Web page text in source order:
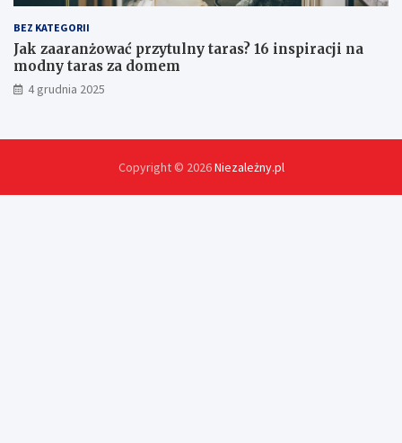
BEZ KATEGORII
Jak zaaranżować przytulny taras? 16 inspiracji na
modny taras za domem
4 grudnia 2025
Copyright © 2026Niezależny.pl